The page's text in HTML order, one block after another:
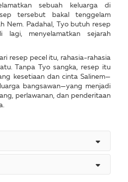
sebuah keluarga di
tersebut bakal tenggelam
Nem. Padahal, Tyo butuh resep
lagi, menyelamatkan sejarah
resep pecel itu, rahasia-rahasia
Tanpa Tyo sangka, resep itu
kesetiaan dan cinta Salinem—
bangsawan—yang menjadi
perlawanan, dan penderitaan